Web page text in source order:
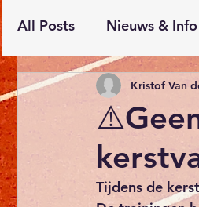
All Posts Nieuws & Info
Kristof Van
Tijdens de